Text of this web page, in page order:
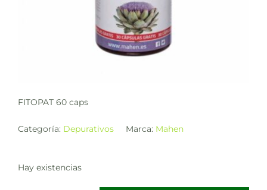
FITOPAT 60 caps
Categoría: Depurativos Marca: Mahen
Hay existencias